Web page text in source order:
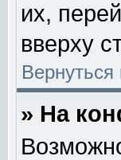
их,
вверху
Вернуться
» На